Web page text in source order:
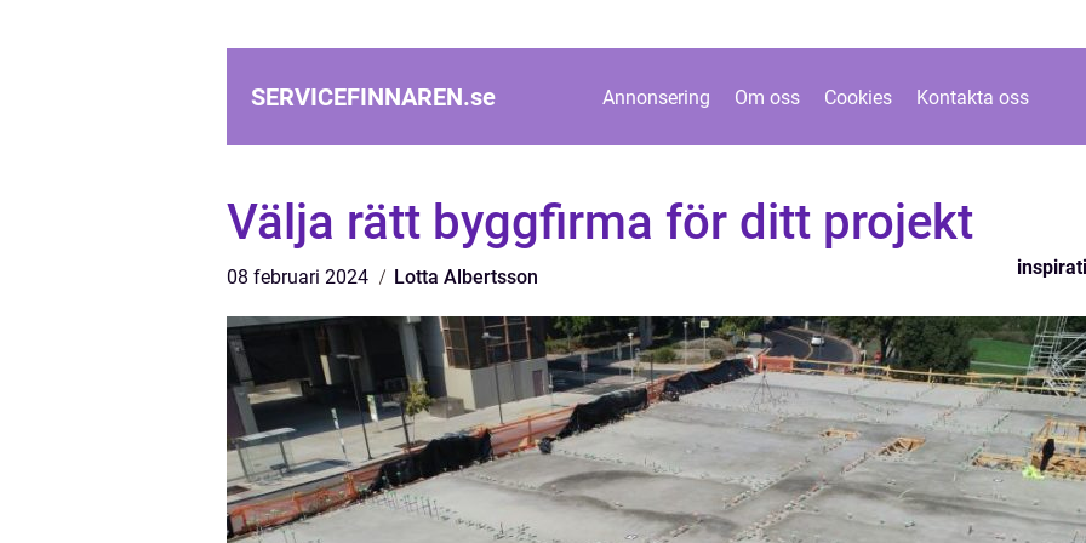
SERVICEFINNAREN.se Annonsering Om oss Cookies Kontakta oss
Välja rätt byggfirma för ditt projekt
08 februari 2024 Lotta Albertsson